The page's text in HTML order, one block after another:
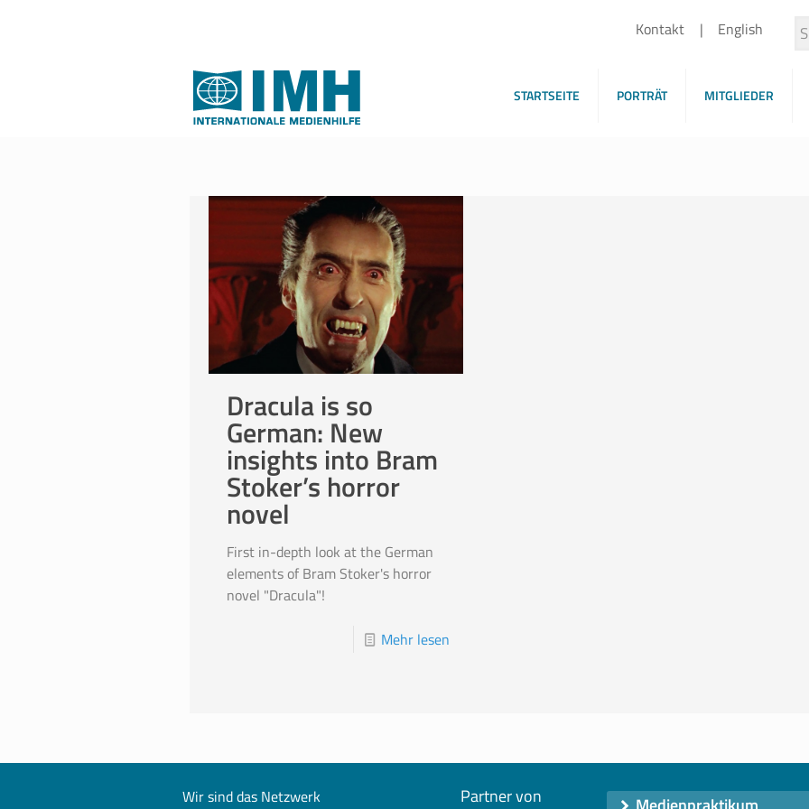
Kontakt English
STARTSEITE PORTRÄT MITGLIEDER
Dracula is so
German: New
insights into Bram
Stoker’s horror
novel
First in-depth look at the German
elements of Bram Stoker's horror
novel "Dracula"!
Mehr lesen
Wir sind das Netzwerk
Partner von